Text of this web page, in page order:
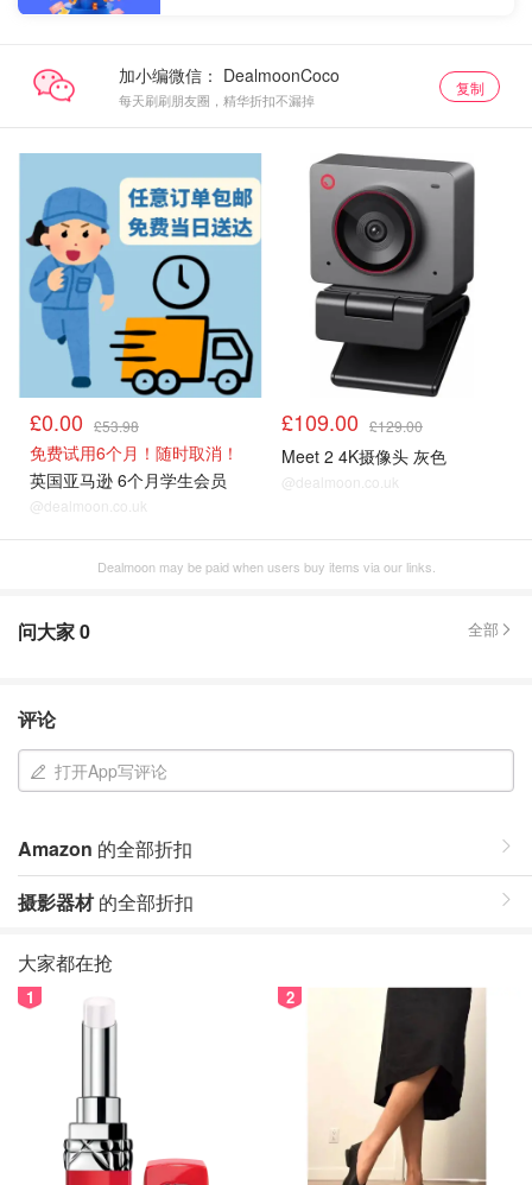
加小编微信：
每天刷刷朋友圈，精华折扣不漏掉
复制
£0.00 £53.98
免费试用6个月！随时取消！
英国亚马逊 6个月学生会员
@dealmoon.co.uk
£109.00 £129.00
Meet 2 4K摄像头 灰色
@dealmoon.co.uk
Dealmoon may be paid when users buy items via our links.
问大家0 全部
评论
打开App写评论
Amazon 的全部折扣
摄影器材的全部折扣
大家都在抢
1 2